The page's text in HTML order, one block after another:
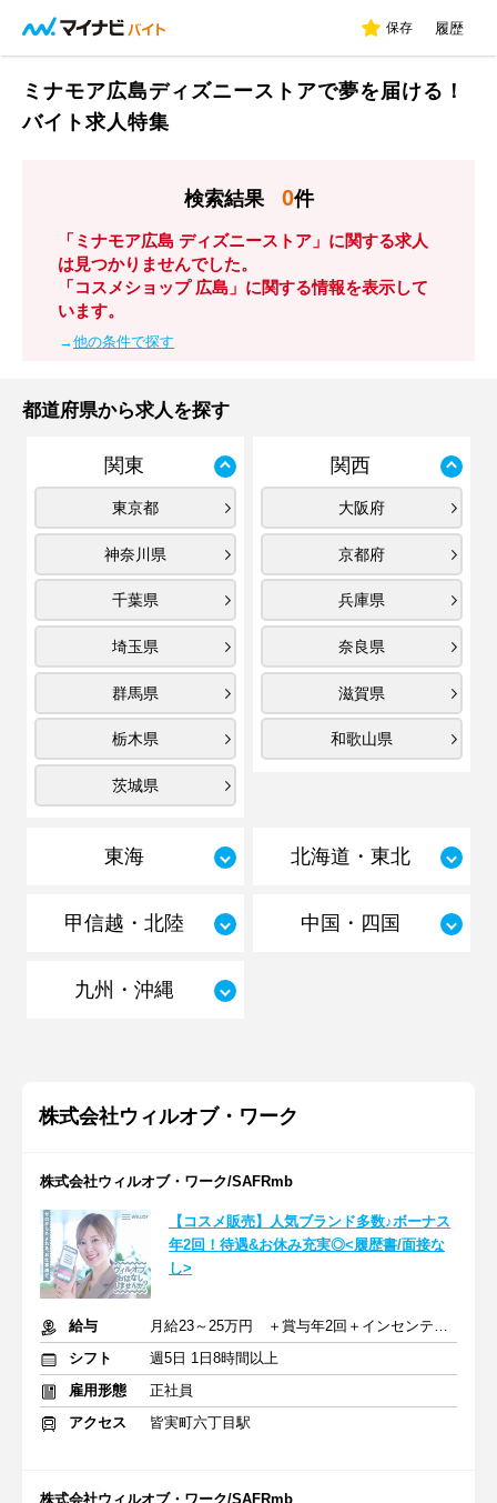
保存 履歴
ミナモア広島ディズニーストアで夢を届ける！
バイト求人特集
検索結果 0件
「ミナモア広島 ディズニーストア」に関する求人
は見つかりませんでした。
「コスメショップ 広島」に関する情報を表示して
います。
→他の条件で探す
都道府県から求人を探す
関東
東京都
神奈川県
千葉県
埼玉県
群馬県
栃木県
茨城県
関西
大阪府
京都府
兵庫県
奈良県
滋賀県
和歌山県
東海 北海道・東北
甲信越・北陸 中国・四国
九州・沖縄
株式会社ウィルオブ・ワーク
株式会社ウィルオブ・ワーク/SAFRmb
【コスメ販売】人気ブランド多数♪ボーナス
年2回！待遇&お休み充実◎<履歴書/面接な
し>
給与
月給23～25万円 ＋賞与年2回＋インセンティブ＋交通費
シフト
週5日 1日8時間以上
雇用形態
正社員
アクセス
皆実町六丁目駅
株式会社ウィルオブ・ワーク/SAFRmb